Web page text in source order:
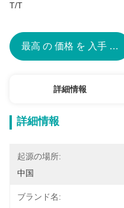
T/T
最高 の 価格 を 入手 する
詳細情報
詳細情報
起源の場所:
中国
ブランド名: